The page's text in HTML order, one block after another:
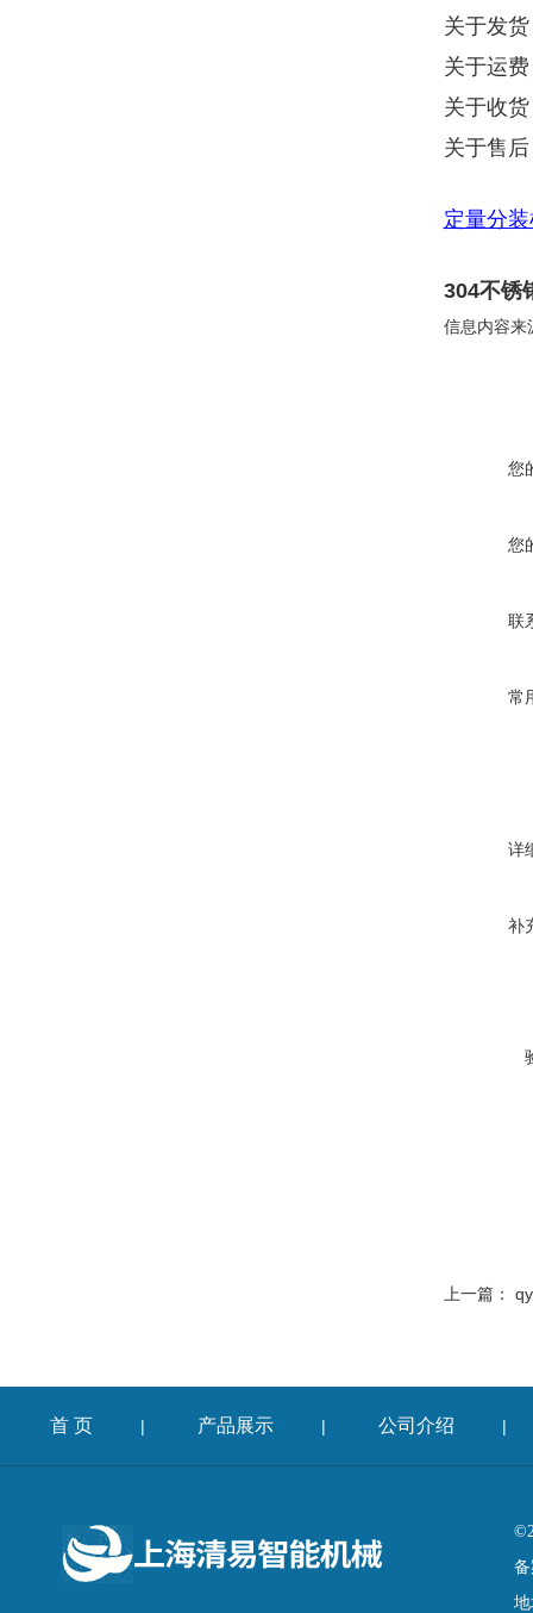
关于发
关于运
关于收
关于售
定量分
304不锈
信息内容来
您
您
联
常
详
补
上一篇：
首 页 | 产品展示 | 公司介绍 |
备